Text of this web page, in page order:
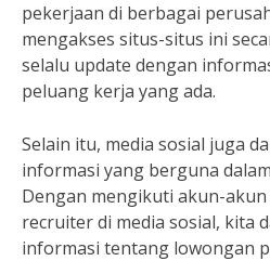
pekerjaan di berbagai
mengakses situs-situs ini
selalu update dengan
peluang kerja yang ada.
Selain itu, media sosial juga
informasi yang berguna
Dengan mengikuti akun-
recruiter di media sosial, kita
informasi tentang lowongan